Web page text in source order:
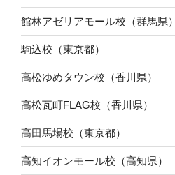
館林アゼリアモール校（群馬県）
駒込校（東京都）
高松ゆめタウン校（香川県）
高松瓦町FLAG校（香川県）
高田馬場校（東京都）
高知イオンモール校（高知県）